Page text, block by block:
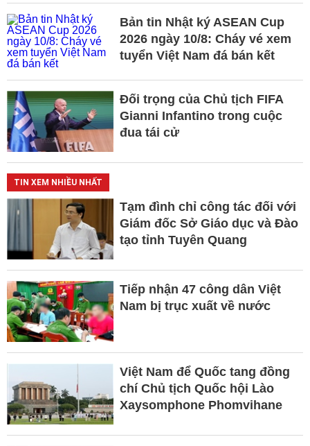
Bản tin Nhật ký ASEAN Cup
2026 ngày 10/8: Cháy vé xem
tuyển Việt Nam đá bán kết
Đối trọng của Chủ tịch FIFA
Gianni Infantino trong cuộc
đua tái cử
TIN XEM NHIỀU NHẤT
Tạm đình chỉ công tác đối với
Giám đốc Sở Giáo dục và Đào
tạo tỉnh Tuyên Quang
Tiếp nhận 47 công dân Việt
Nam bị trục xuất về nước
Việt Nam để Quốc tang đồng
chí Chủ tịch Quốc hội Lào
Xaysomphone Phomvihane